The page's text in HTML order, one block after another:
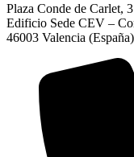
Plaza Conde de Carlet, 3
Edificio Sede CEV –
46003 Valencia (España)